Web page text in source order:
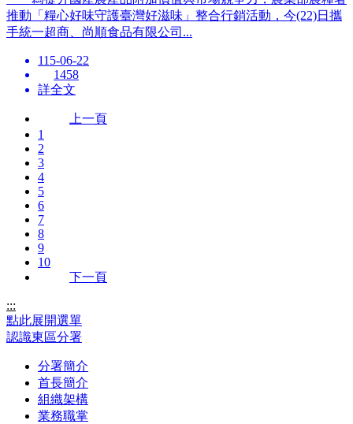
推動「糧心好味守護臺灣好滋味」整合行銷活動，今(22)日攜
手統一超商、尚順食品有限公司...
115-06-22
1458
詳全文
上一頁
1
2
3
4
5
6
7
8
9
10
下一頁
:::
點此展開選單
認識東區分署
分署簡介
首長簡介
組織架構
業務職掌